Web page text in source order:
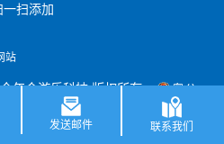
一扫添加
站
年会游乐科技 版权所有
粤公
粤ICP备05012398号
xml地图
发送邮件 联系我们